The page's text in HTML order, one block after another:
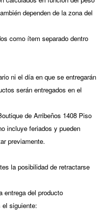
dependen de la zona del
como ítem separado dentro
ni el día en que se entregarán
serán entregados en el
de Arribeños 1408 Piso
incluye feriados y pueden
previamente.
la posibilidad de retractarse
entrega del producto
siguiente: